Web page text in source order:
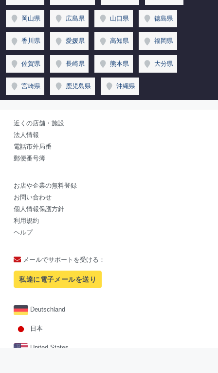
岡山県 広島県 山口県 徳島県
香川県 愛媛県 高知県 福岡県
佐賀県 長崎県 熊本県 大分県
宮崎県 鹿児島県 沖縄県
近くの店舗・施設
法人情報
電話市外局番
郵便番号簿
お店や企業の無料登録
お問い合わせ
個人情報保護方針
利用規約
ヘルプ
メールでサポートを受ける：
私達に電子メールを送り
Deutschland
日本
United States